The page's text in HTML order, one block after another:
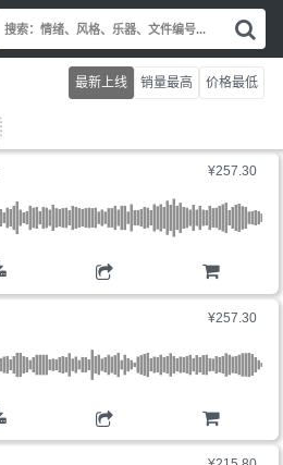
Search
索
情
绪
乐
文
件
最新上线 销量最高 价格最低
¥257.30
¥257.30
购物车